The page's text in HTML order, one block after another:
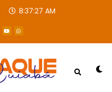
8:37:28 AM
Destaques